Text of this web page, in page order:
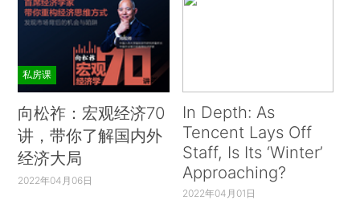
私房课
向松祚：宏观经济70
讲，带你了解国内外
经济大局
2022年04月06日
In Depth: As
Tencent Lays Off
Staff, Is Its ‘Winter’
Approaching?
2022年04月01日